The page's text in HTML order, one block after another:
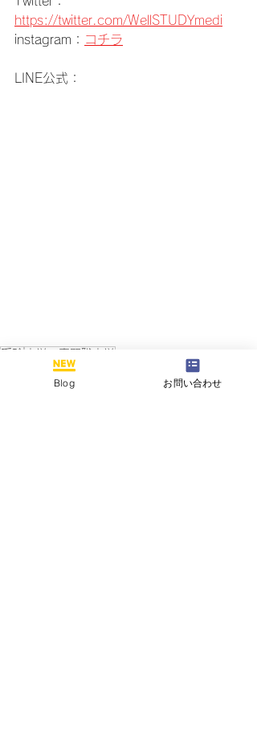
https://twitter.com/WellSTUDYmedi
instagram： コチラ
LINE公式：
受験
大学・専門職大学
大学・専門学校
Blog お問い合わせ